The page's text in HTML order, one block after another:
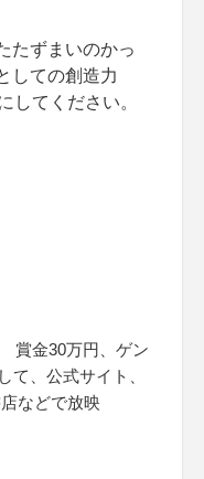
たずまいのかっ
しての創造力
してください。
賞金30万円、ゲン
て、公式サイト、
などで放映